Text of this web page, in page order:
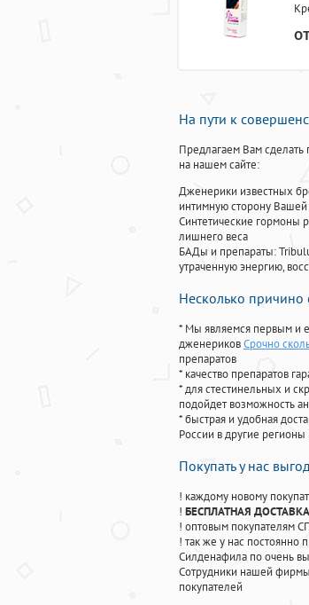
На пути к
Предлагаем Вам
на нашем сайте:
Дженерики известных
интимную сторону
Синтетические гормоны
лишнего веса
БАДы и препараты:
утраченную энергию,
Несколько
* Мы являемся первым и
дженериковСрочно
препаратов
* качество препаратов
* для стестинельных и
подойдет возможность
* быстрая и удобная
России в другие
Покупать у нас
! каждому новому
! БЕСПЛАТНАЯ ДОСТАВКА
! оптовым покупателям
! так же у нас
Силденафила по очень
Cотрудники нашей
покупателей